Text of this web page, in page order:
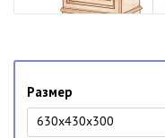
Размер
630х430х300